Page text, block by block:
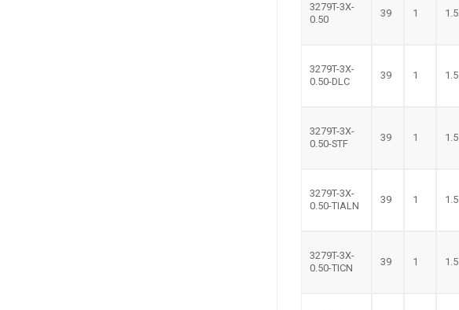
3279T-3X-
0.50
39 1 1.5
3279T-3X-
0.50-DLC
39 1 1.5
3279T-3X-
0.50-STF
39 1 1.5
3279T-3X-
0.50-TIALN
39 1 1.5
3279T-3X-
0.50-TICN
39 1 1.5